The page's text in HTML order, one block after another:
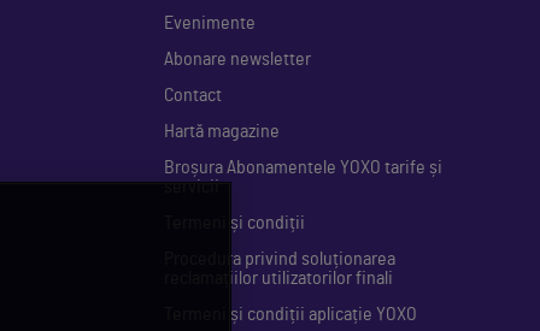
Evenimente
Abonare newsletter
Contact
Hartă magazine
Broșura Abonamentele YOXO tarife și
servicii
Termeni și condiții
Procedura privind soluționarea
reclamațiilor utilizatorilor finali
Termeni și condiții aplicație YOXO